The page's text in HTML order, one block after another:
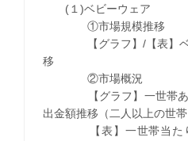
(１)ベビーウェア
①市場規模推移
【グラフ】/【表】ベビ
移
②市場概況
【グラフ】一世帯あた
出金額推移（二人以上の世帯
【表】一世帯当たり